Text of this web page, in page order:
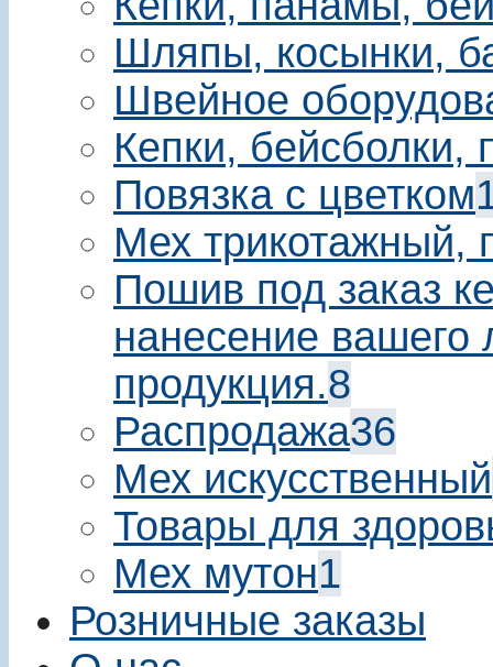
Шляпы, косынки,
Швейное
Кепки,
Повязка с цветком
Мех трикотажный,
Пошив под заказ
нанесение вашего
продукция.8
Распродажа36
Мех искусственный
Товары для
Мех мутон1
Розничные заказы